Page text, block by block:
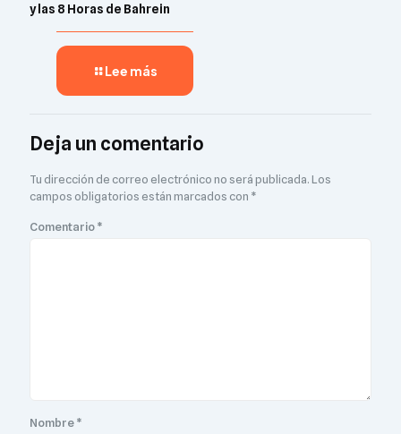
y las 8 Horas de Bahrein
Lee más
Deja un comentario
Tu dirección de correo electrónico no será publicada.Los
campos obligatorios están marcados con *
Comentario*
Nombre*